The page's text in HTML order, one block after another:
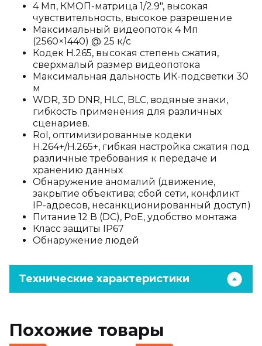
4 Мп, КМОП-матрица 1/2.9", высокая
чувствительность, высокое разрешение
Максимальный видеопоток 4 Мп
(2560×1440) @ 25 к/с
Кодек H.265, высокая степень сжатия,
сверхмалый размер видеопотока
Максимальная дальность ИК-подсветки 30
м
WDR, 3D DNR, HLC, BLC, водяные знаки,
гибкость применения для различных
сценариев.
RoI, оптимизированные кодеки
H.264+/H.265+, гибкая настройка сжатия под
различные требования к передаче и
хранению данных
Обнаружение аномалий (движение,
закрытие объектива; сбой сети, конфликт
IP-адресов, несанкционированный доступ)
Питание 12 В (DC), PoE, удобство монтажа
Класс защиты IP67
Обнаружение людей
Технические характеристики
Похожие товары